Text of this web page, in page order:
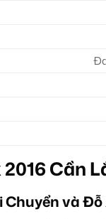
Cần
Chuyển và Đỗ